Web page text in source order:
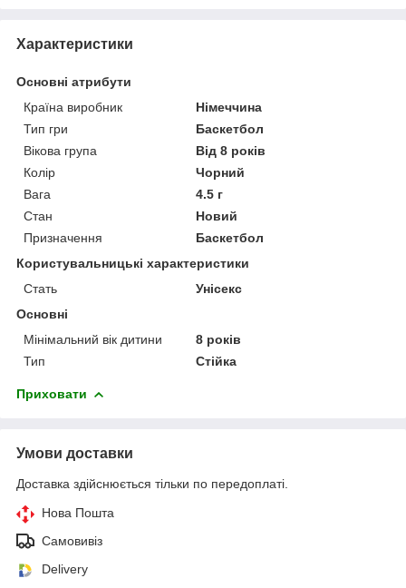
Характеристики
Основні атрибути
Країна виробник
Німеччина
Тип гри
Баскетбол
Вікова група
Від 8 років
Колір
Чорний
Вага
4.5 г
Стан
Новий
Призначення
Баскетбол
Користувальницькі характеристики
Стать
Унісекс
Основні
Мінімальний вік дитини
8 років
Тип
Стійка
Приховати
Умови доставки
Доставка здійснюється тільки по передоплаті.
Нова Пошта
Самовивіз
Delivery